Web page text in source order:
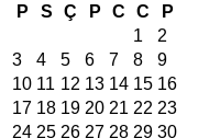
P
S Ç P C C
P
1
2
3
4 5 6 7 8
9
10 11 12 13 14 15 16
17 18 19 20 21 22 23
24 25 26 27 28 29 30